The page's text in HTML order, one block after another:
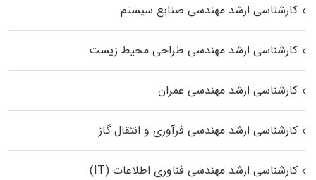
کارشناسی ارشد مهندسی صنایع سیستم
کارشناسی ارشد مهندسی طراحی محیط زیست
کارشناسی ارشد مهندسی عمران
کارشناسی ارشد مهندسی فرآوری و انتقال گاز
کارشناسی ارشد مهندسی فناوری اطلاعات (IT)